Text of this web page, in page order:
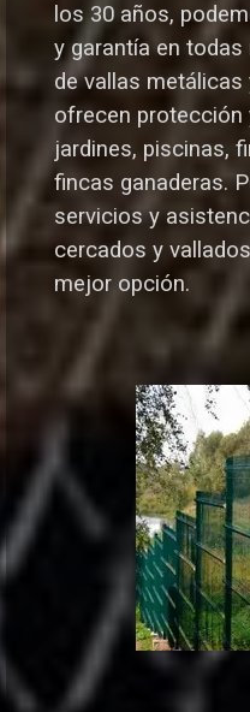
los 30 años,
y garantía en
de vallas
ofrecen protección
jardines, piscinas,
fincas ganaderas.
servicios y
cercados y
mejor opción.